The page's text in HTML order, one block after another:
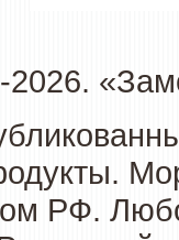
2026.
РФ.